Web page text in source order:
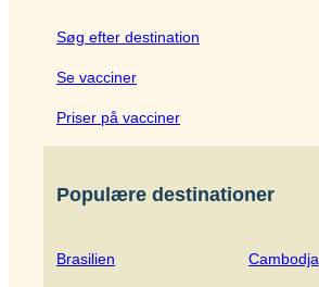
Søg efter destination
Se vacciner
Priser på vacciner
Populære destinationer
Brasilien Cambodja